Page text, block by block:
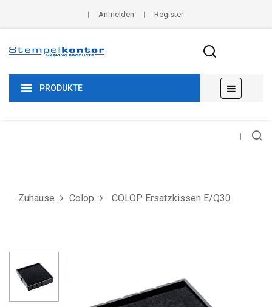
Anmelden Register
PRODUKTE
der
☰
Zuhause Colop COLOP Ersatzkissen E/Q30